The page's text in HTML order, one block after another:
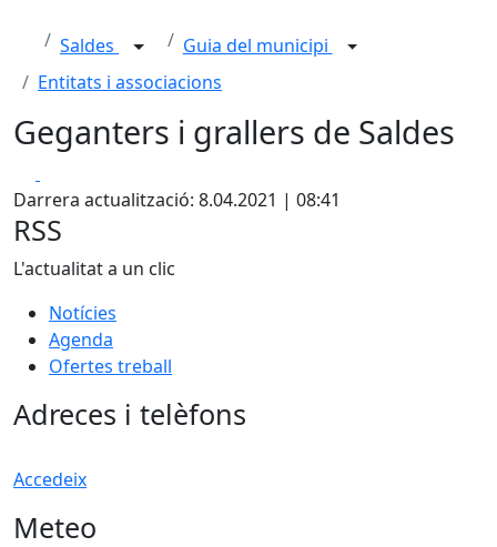
Saldes
Guia del municipi
Entitats i associacions
Geganters i grallers de Saldes
Darrera actualització: 8.04.2021 | 08:41
RSS
L'actualitat a un clic
Notícies
Agenda
Ofertes treball
Adreces i telèfons
Accedeix
Meteo